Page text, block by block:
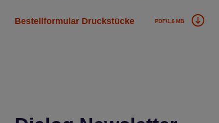
Bestell­for­mu­lar Druck­stücke PDF/1,6 MB